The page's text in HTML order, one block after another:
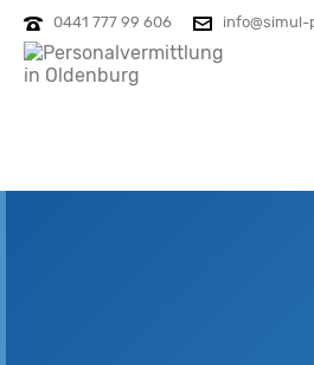
0441 777 99 606 info@simul-